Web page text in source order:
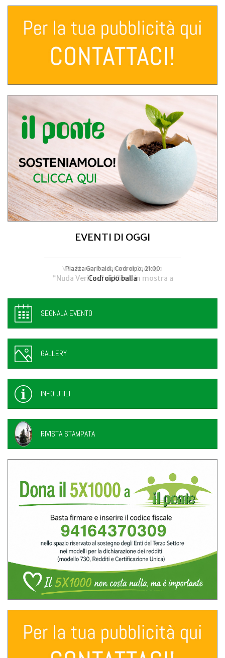
EVENTI DI OGGI
Villa Manin, Passariano di Codroipo
“Nuda Veritas” di Klimt in mostra a
Piazza Garibaldi, Codroipo, 21:00
Codroipo balla
SEGNALA EVENTO
GALLERY
INFO UTILI
RIVISTA STAMPATA